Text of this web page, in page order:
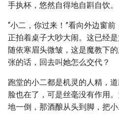
手执杯，悠然自得地自斟自饮。
“小二，你过来！”看向外边窗
正拍着桌子大吵大闹。这已经
随依寒眉头微皱，这是魔教下
张的话，回去叫她怎么交代？
跑堂的小二都是机灵的人精，
脸也在了，可是丝毫没有作用
地一倒，那酒酿从头到脚，把